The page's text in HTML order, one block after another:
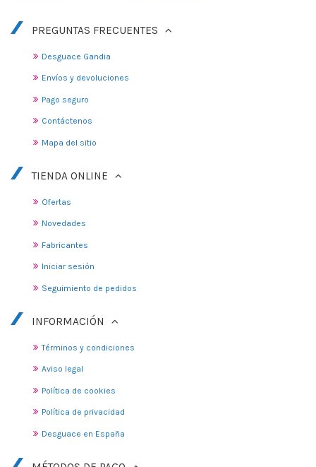
PREGUNTAS FRECUENTES
Desguace Gandia
Envíos y devoluciones
Pago seguro
Contáctenos
Mapa del sitio
TIENDA ONLINE
Ofertas
Novedades
Fabricantes
Iniciar sesión
Seguimiento de pedidos
INFORMACIÓN
Términos y condiciones
Aviso legal
Política de cookies
Política de privacidad
Desguace en España